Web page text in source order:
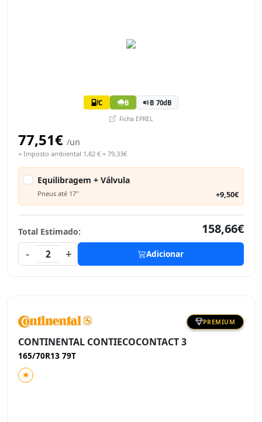
C B B 70dB
Ficha EPREL
77,51€ /un
+ Imposto ambiental 1,82 € = 79,33€
Equilibragem + Válvula
Pneus até 17" +9,50€
Total Estimado:
158,66€
-
2 + Adicionar
PREMIUM
CONTINENTAL CONTIECOCONTACT 3
165/70R13 79T